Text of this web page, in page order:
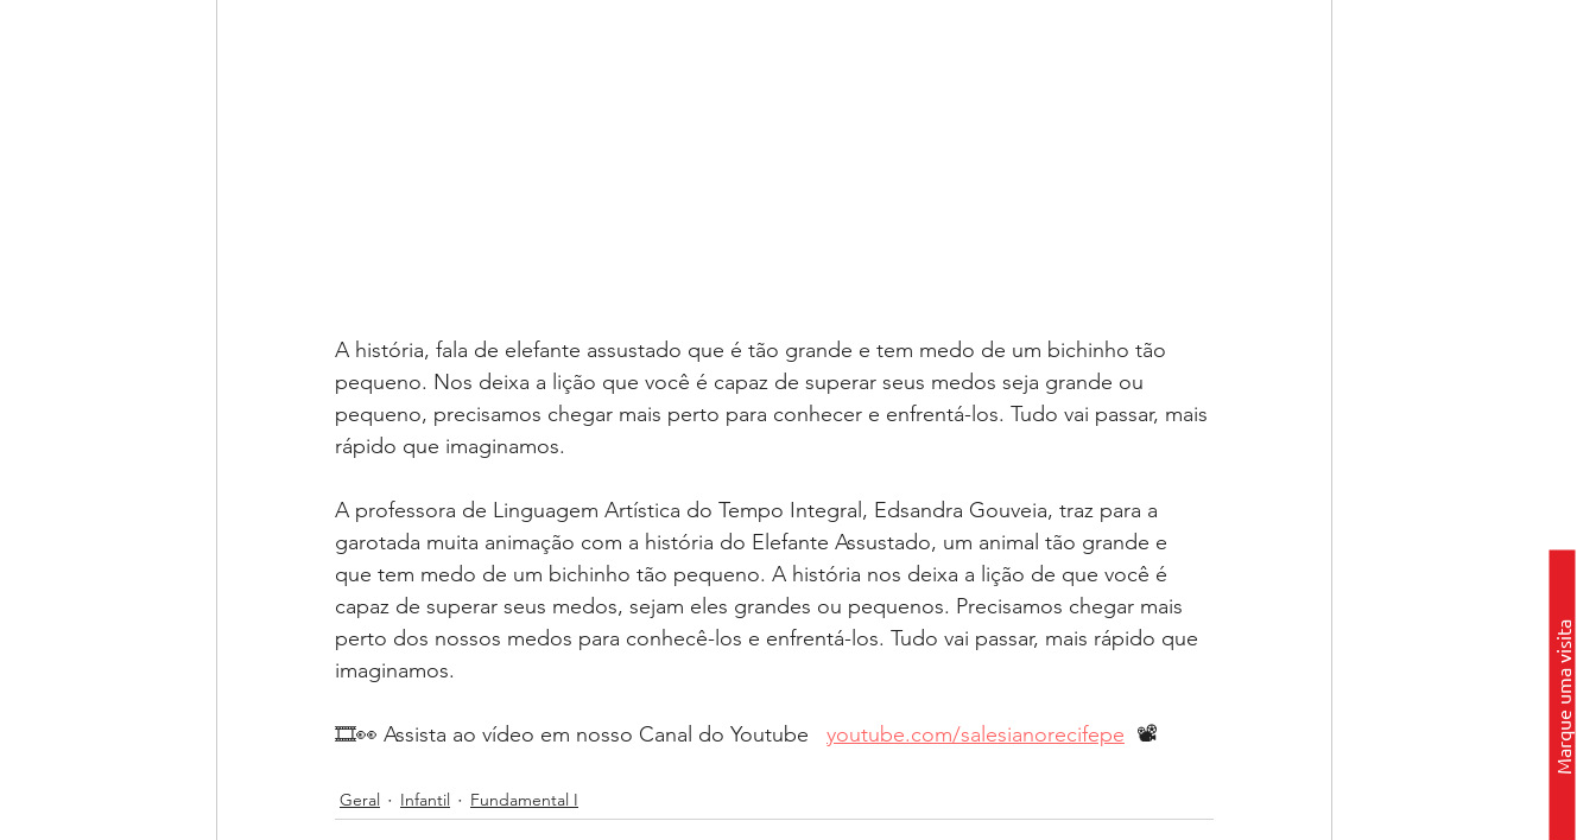
Marque uma visita
A história, fala de elefante assustado que é tão grande e tem medo de um bichinho tão
pequeno. Nos deixa a lição que você é capaz de superar seus medos seja grande ou
pequeno, precisamos chegar mais perto para conhecer e enfrentá-los. Tudo vai passar, mais
rápido que imaginamos.
A professora de Linguagem Artística do Tempo Integral, Edsandra Gouveia, traz para a
garotada muita animação com a história do Elefante Assustado, um animal tão grande e
que tem medo de um bichinho tão pequeno. A história nos deixa a lição de que você é
capaz de superar seus medos, sejam eles grandes ou pequenos. Precisamos chegar mais
perto dos nossos medos para conhecê-los e enfrentá-los. Tudo vai passar, mais rápido que
imaginamos.
🎞👀 Assista ao vídeo em nosso Canal do Youtube youtube.com/salesianorecifepe
  📽⁣⁣⁣
Geral Infantil Fundamental I